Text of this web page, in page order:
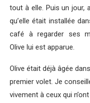
tout à elle. Puis un jour,
qu’elle était installée
café à regarder ses
Olive lui est apparue.
Olive était déjà âgée
premier volet. Je
vivement à ceux qui